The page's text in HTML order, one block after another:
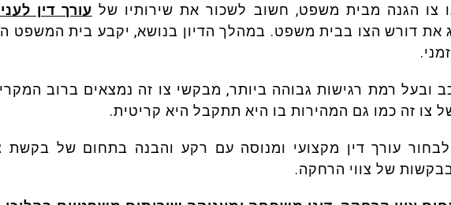
צו הגנה מבית משפט, חשוב לשכור את שירותיו של עורך דין
את דורש הצו בבית משפט. במהלך הדיון בנושא, יקבע בית
ובעל רמת רגישות גבוהה ביותר, מבקשי צו זה נמצאים ברוב
צו זה כמו גם המהירות בו היא תתקבל היא קריטית.
עורך דין מקצועי ומנוסה עם רקע והבנה בתחום של בקשת
של צווי הרחקה.